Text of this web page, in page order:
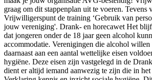
graag om dit stappenplan uit te voeren. Tevens
Vrijwilligerspunt de training ‘Gebruik van
jouw vereniging'. Drank- en horecawet Het
dat jongeren onder de 18 jaar geen alcohol
accommodatie. Verenigingen die alcohol willen
daarnaast aan een aantal wettelijke eisen
hygiëne. Deze eisen zijn vastgelegd in de
dient er altijd iemand aanwezig te zijn die in